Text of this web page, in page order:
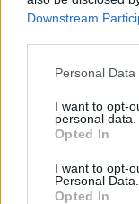
Downstream
Personal
I want to opt-
personal data.
Opted In
I want to opt-
Personal Data.
Opted In